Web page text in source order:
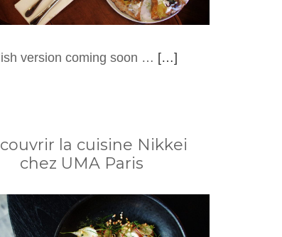
version coming soon … […]
la cuisine Nikkei
chez UMA Paris